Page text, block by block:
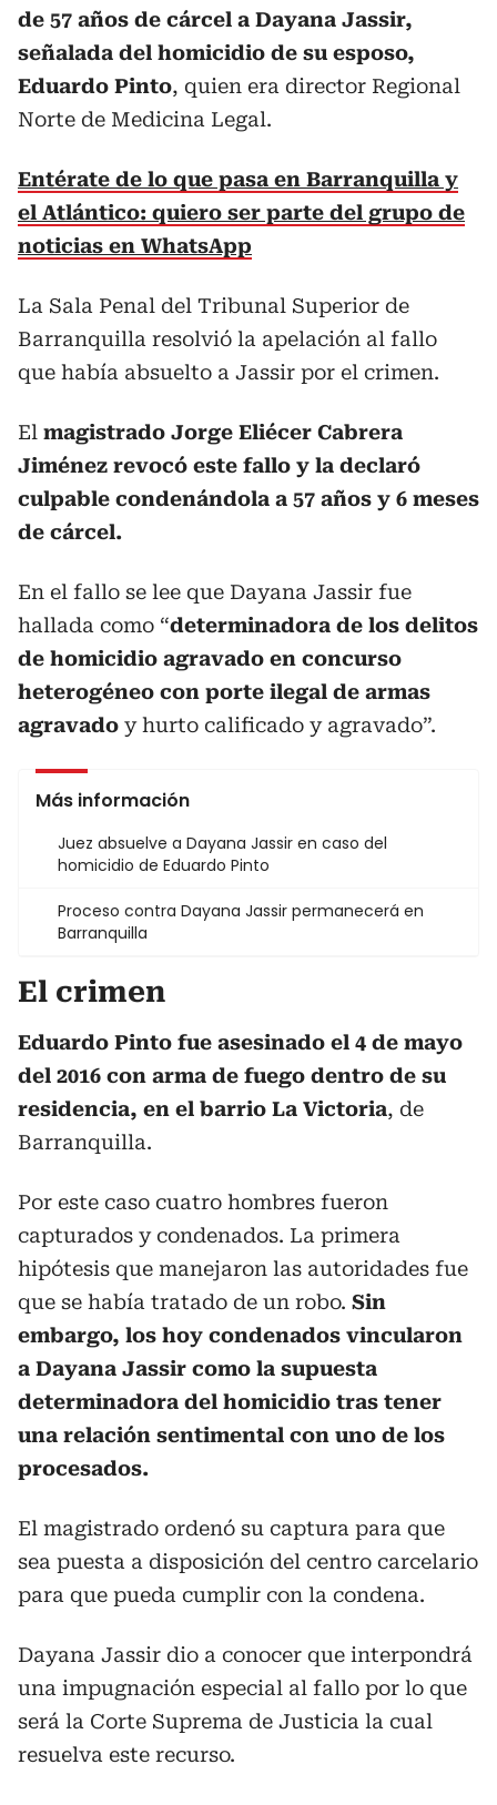
de 57 años de cárcel a Dayana Jassir,
señalada del homicidio de su esposo,
Eduardo Pinto, quien era director Regional
Norte de Medicina Legal.
Entérate de lo que pasa en Barranquilla y
el Atlántico: quiero ser parte del grupo de
noticias en WhatsApp
La Sala Penal del Tribunal Superior de
Barranquilla resolvió la apelación al fallo
que había absuelto a Jassir por el crimen.
El magistrado Jorge Eliécer Cabrera
Jiménez revocó este fallo y la declaró
culpable condenándola a 57 años y 6 meses
de cárcel.
En el fallo se lee que Dayana Jassir fue
hallada como “determinadora de los delitos
de homicidio agravado en concurso
heterogéneo con porte ilegal de armas
agravado y hurto calificado y agravado”.
Más información
Juez absuelve a Dayana Jassir en caso del
homicidio de Eduardo Pinto
Proceso contra Dayana Jassir permanecerá en
Barranquilla
El crimen
Eduardo Pinto fue asesinado el 4 de mayo
del 2016 con arma de fuego dentro de su
residencia, en el barrio La Victoria, de
Barranquilla.
Por este caso cuatro hombres fueron
capturados y condenados. La primera
hipótesis que manejaron las autoridades fue
que se había tratado de un robo. Sin
embargo, los hoy condenados vincularon
a Dayana Jassir como la supuesta
determinadora del homicidio tras tener
una relación sentimental con uno de los
procesados.
El magistrado ordenó su captura para que
sea puesta a disposición del centro carcelario
para que pueda cumplir con la condena.
Dayana Jassir dio a conocer que interpondrá
una impugnación especial al fallo por lo que
será la Corte Suprema de Justicia la cual
resuelva este recurso.